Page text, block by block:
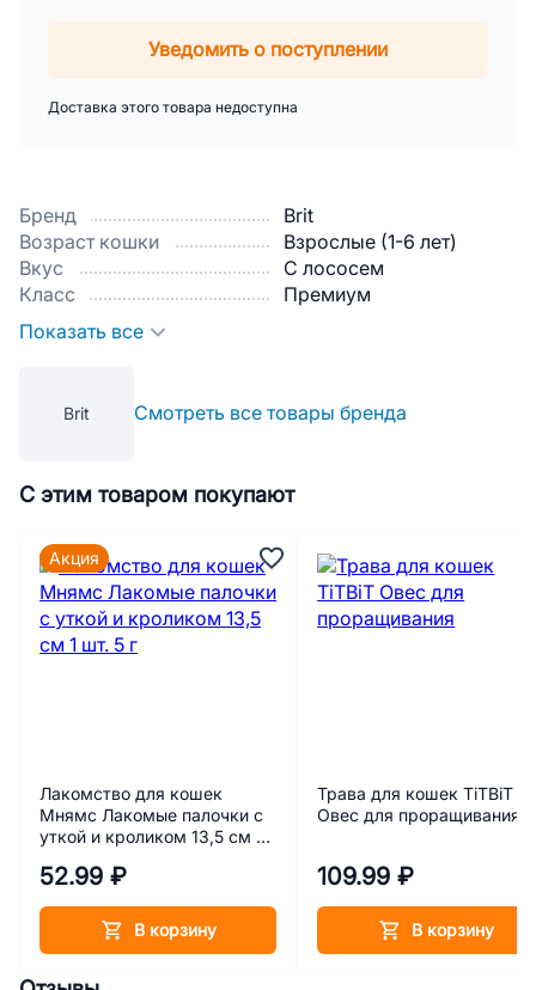
Бренд
Brit
Возраст кошки
Взрослые (1-6 лет)
Вкус
С лососем
Класс
Премиум
Показать все
Brit Смотреть все товары бренда
Уведомить о поступлении
Доставка этого товара недоступна
С этим товаром покупают
Лакомство для кошек
Мнямс Лакомые палочки с
уткой и кроликом 13,5 см 1
52.99 ₽
В корзину
Акция
Трава для кошек TiTBiT
Овес для проращивания
109.99 ₽
В корзину